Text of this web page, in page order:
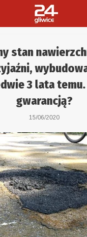
stan
3 lata temu.
gwarancją?
15/06/2020